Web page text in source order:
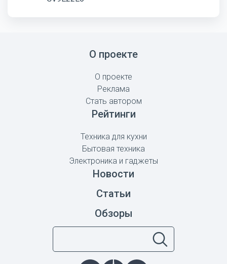
О проекте
О проекте
Реклама
Стать автором
Рейтинги
Техника для кухни
Бытовая техника
Электроника и гаджеты
Новости
Статьи
Обзоры